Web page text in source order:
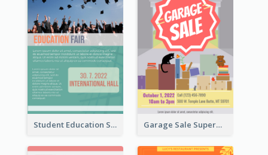
Student Education Study Flyer Garage Sale Supermarket Flyer